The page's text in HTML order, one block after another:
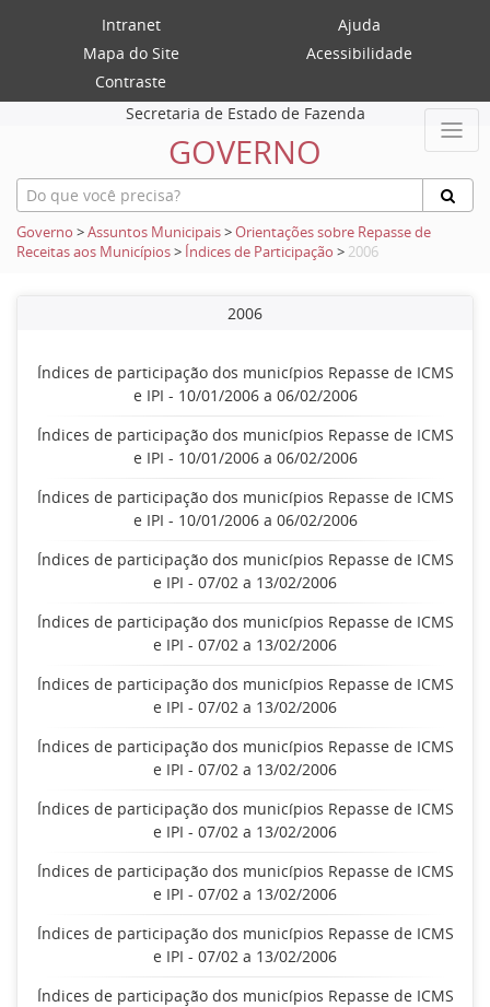
Intranet
Ajuda
Mapa do Site
Acessibilidade
Contraste
Secretaria de Estado de Fazenda
GOVERNO
Governo >Assuntos Municipais>Orientações sobre Repasse de
Receitas aos Municípios> Índices de Participação > 2006
2006
Índices de participação dos municípios Repasse de ICMS
e IPI - 10/01/2006 a 06/02/2006
Índices de participação dos municípios Repasse de ICMS
e IPI - 10/01/2006 a 06/02/2006
Índices de participação dos municípios Repasse de ICMS
e IPI - 10/01/2006 a 06/02/2006
Índices de participação dos municípios Repasse de ICMS
e IPI - 07/02 a 13/02/2006
Índices de participação dos municípios Repasse de ICMS
e IPI - 07/02 a 13/02/2006
Índices de participação dos municípios Repasse de ICMS
e IPI - 07/02 a 13/02/2006
Índices de participação dos municípios Repasse de ICMS
e IPI - 07/02 a 13/02/2006
Índices de participação dos municípios Repasse de ICMS
e IPI - 07/02 a 13/02/2006
Índices de participação dos municípios Repasse de ICMS
e IPI - 07/02 a 13/02/2006
Índices de participação dos municípios Repasse de ICMS
e IPI - 07/02 a 13/02/2006
Índices de participação dos municípios Repasse de ICMS